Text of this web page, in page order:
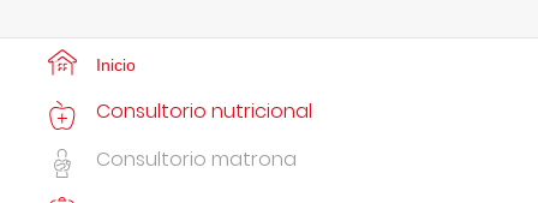
Inicio
Consultorio nutricional
Consultorio matrona